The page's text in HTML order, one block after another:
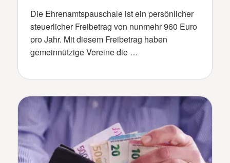
Die Ehrenamtspauschale ist ein persönlicher
steuerlicher Freibetrag von nunmehr 960 Euro
pro Jahr. Mit diesem Freibetrag haben
gemeinnützige Vereine die …